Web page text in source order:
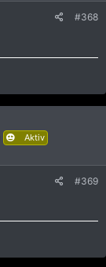
#368
Aktiv
#369